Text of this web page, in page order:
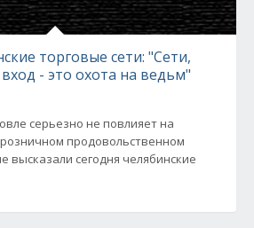
торговые сети: "Сети,
- это охота на ведьм"
серьезно не повлияет на
продовольственном
высказали сегодня челябинские